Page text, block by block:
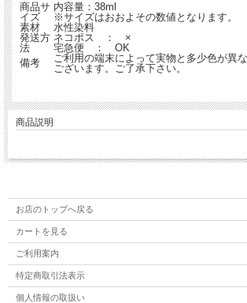
商品サ
イズ
内容量：38ml
※サイズはおおよその数値となります。
素材
水性染料
発送方
法
ネコポス ： ×
宅急便 ： OK
備考
ご利用の端末によって実物と多少色が異
ございます。ご了承下さい。
商品説明
お店のトップへ戻る
カートを見る
ご利用案内
特定商取引法表示
個人情報の取扱い